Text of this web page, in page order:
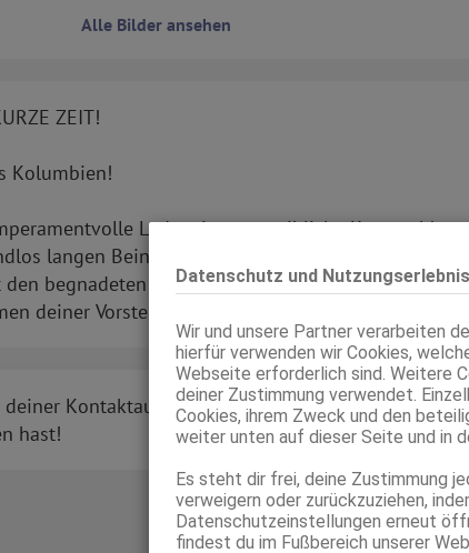
Datenschutz und
Wir und unsere Partner verarbeiten
hierfür verwenden wir Cookies,
Webseite erforderlich sind. Weitere
deiner Zustimmung verwendet.
Cookies, ihrem Zweck und den
weiter unten auf dieser Seite und in
Es steht dir frei, deine Zustimmung
verweigern oder zurückzuziehen,
Datenschutzeinstellungen erneut
findest du im Fußbereich unserer
Alle Bilder ansehen
ZEIT!
Kolumbien!
Lady mit sexy weibliche Kurven,
langen Beinen, die dort enden wo der Wahnsinn
begnadeten Fähigkeiten eines Vollblutweibes
deiner Vorstellungkraft!!!!!
Kontaktaufnahme, dass du die Anzeige auf
hast!